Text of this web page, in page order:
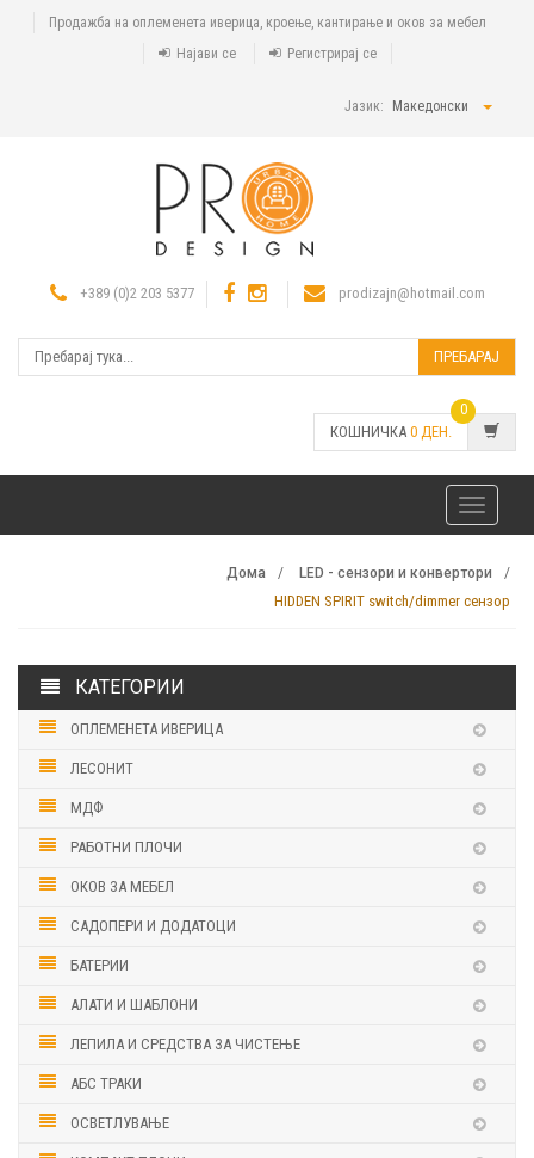
Продажба на оплеменета иверица, кроење, кантирање и оков за мебел
Најави се
Регистрирај се
Јазик: Македонски
+389 (0)2 203 5377 prodizajn@hotmail.com
ПРЕБАРАЈ
КОШНИЧКА 0 ДЕН.
0
Toggle
navigation
Дома LED - сензори и конвертори
HIDDEN SPIRIT switch/dimmer сензор
КАТЕГОРИИ
ОПЛЕМЕНЕТА ИВЕРИЦА
ЛЕСОНИТ
МДФ
РАБОТНИ ПЛОЧИ
ОКОВ ЗА МЕБЕЛ
САДОПЕРИ И ДОДАТОЦИ
БАТЕРИИ
АЛАТИ И ШАБЛОНИ
ЛЕПИЛА И СРЕДСТВА ЗА ЧИСТЕЊЕ
АБС ТРАКИ
ОСВЕТЛУВАЊЕ